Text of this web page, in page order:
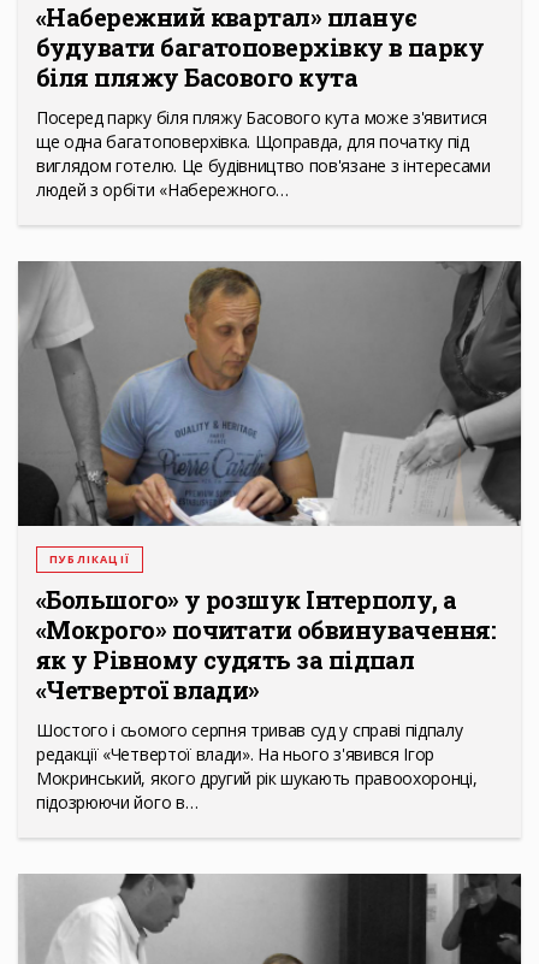
«Набережний квартал» планує
будувати багатоповерхівку в парку
біля пляжу Басового кута
Посеред парку біля пляжу Басового кута може з'явитися
ще одна багатоповерхівка. Щоправда, для початку під
виглядом готелю. Це будівництво пов'язане з інтересами
людей з орбіти «Набережного…
ПУБЛІКАЦІЇ
«Большого» у розшук Інтерполу, а
«Мокрого» почитати обвинувачення:
як у Рівному судять за підпал
«Четвертої влади»
Шостого і сьомого серпня тривав суд у справі підпалу
редакції «Четвертої влади». На нього з'явився Ігор
Мокринський, якого другий рік шукають правоохоронці,
підозрюючи його в…